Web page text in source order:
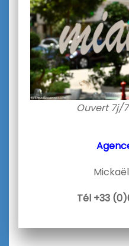
Ouvert 7j/
Tél +33